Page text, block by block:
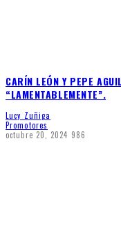
CARÍN LEÓN Y PEPE
“LAMENTABLEMENTE”.
Lucy Zuñiga
Promotores
octubre 20, 2024 986